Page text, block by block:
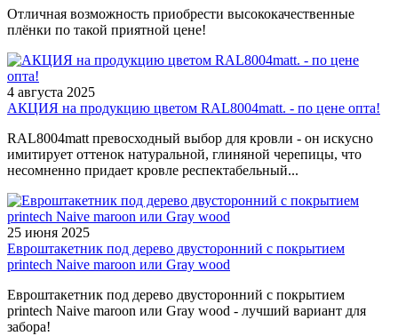
Отличная возможность приобрести высококачественные
плёнки по такой приятной цене!
4 августа 2025
АКЦИЯ на продукцию цветом RAL8004matt. - по цене опта!
RAL8004matt превосходный выбор для кровли - он искусно
имитирует оттенок натуральной, глиняной черепицы, что
несомненно придает кровле респектабельный...
25 июня 2025
Евроштакетник под дерево двусторонний с покрытием
printech Naive maroon или Gray wood
Евроштакетник под дерево двусторонний с покрытием
printech Naive maroon или Gray wood - лучший вариант для
забора!